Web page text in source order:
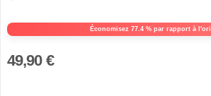
Économisez 77.4 % par rapport à
49,90 €